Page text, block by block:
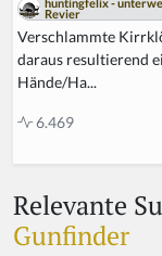
huntingfelix -
Revier
Verschlammte
daraus resultierend
Hände/Ha...
6.469
Relevante
Gunfinder